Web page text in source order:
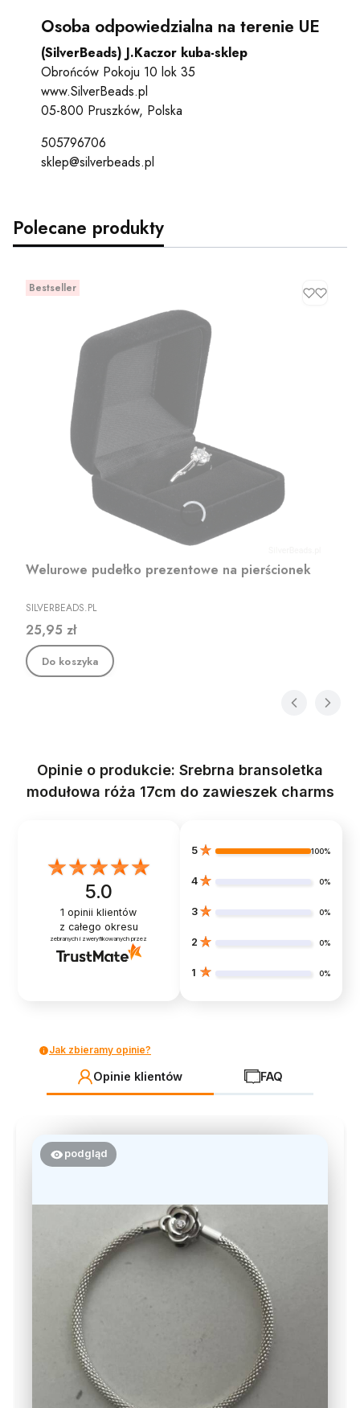
Osoba odpowiedzialna na terenie UE
(SilverBeads) J.Kaczor kuba-sklep
Obrońców Pokoju 10 lok 35
www.SilverBeads.pl
05-800 Pruszków, Polska
505796706
sklep@silverbeads.pl
Polecane produkty
Bestseller
Welurowe pudełko prezentowe na pierścionek
PRODUCENT
SILVERBEADS.PL
Cena
25,95 zł
Do koszyka
Opinie o produkcie: Srebrna bransoletka
modułowa róża 17cm do zawieszek charms
5.0
1 opinii klientów
z całego okresu
zebranych i zweryfikowanych przez
5 100%
4 0%
3 0%
2 0%
1 0%
Jak zbieramy opinie?
Opinie klientów FAQ
podgląd